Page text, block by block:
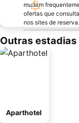
mudam
ofertas que
nos sites de reserva.
Outras estadias
Aparthotel